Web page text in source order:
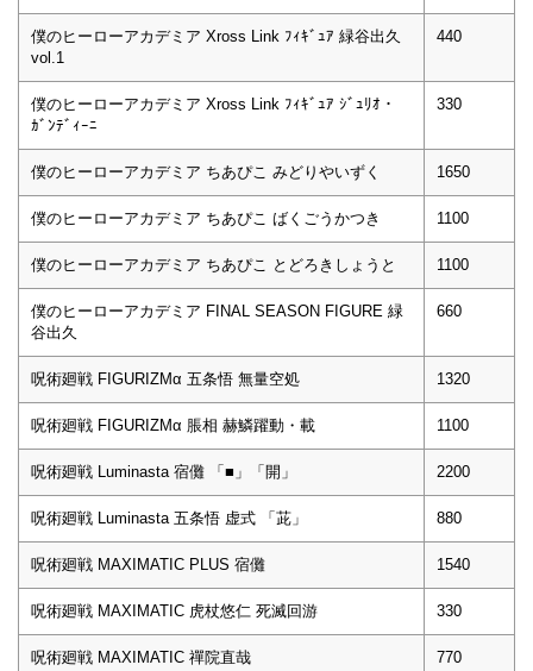
僕のヒーローアカデミア Xross Link ﾌｨｷﾞｭｱ 緑谷出久
vol.1
440
僕のヒーローアカデミア Xross Link ﾌｨｷﾞｭｱ ｼﾞｭﾘｵ・
ｶﾞﾝﾃﾞｨｰﾆ
330
僕のヒーローアカデミア ちあぴこ みどりやいずく 1650
僕のヒーローアカデミア ちあぴこ ばくごうかつき 1100
僕のヒーローアカデミア ちあぴこ とどろきしょうと 1100
僕のヒーローアカデミア FINAL SEASON FIGURE 緑
谷出久
660
呪術廻戦 FIGURIZMα 五条悟 無量空処 1320
呪術廻戦 FIGURIZMα 脹相 赫鱗躍動・載 1100
呪術廻戦 Luminasta 宿儺 「■」「開」 2200
呪術廻戦 Luminasta 五条悟 虚式 「茈」 880
呪術廻戦 MAXIMATIC PLUS 宿儺 1540
呪術廻戦 MAXIMATIC 虎杖悠仁 死滅回游 330
呪術廻戦 MAXIMATIC 禪院直哉 770